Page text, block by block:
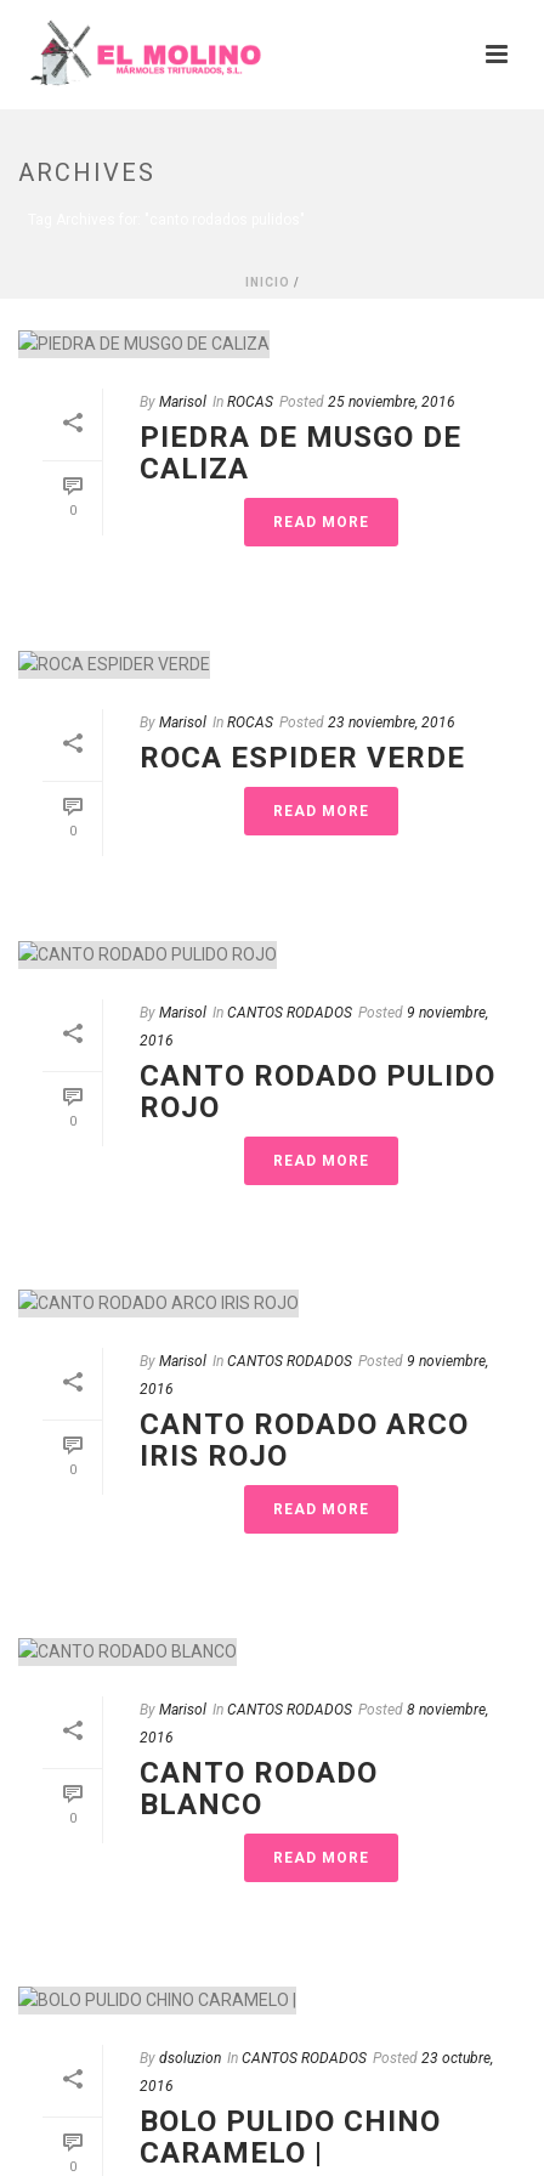
ARCHIVES
INICIO /
0
By Marisol In ROCAS Posted 25 noviembre, 2016
PIEDRA DE MUSGO DE
CALIZA
READ MORE
0
By Marisol In ROCAS Posted 23 noviembre, 2016
ROCA ESPIDER VERDE
READ MORE
0
By Marisol In CANTOS RODADOS Posted 9 noviembre,
2016
CANTO RODADO PULIDO
ROJO
READ MORE
0
By Marisol In CANTOS RODADOS Posted 9 noviembre,
2016
CANTO RODADO ARCO
IRIS ROJO
READ MORE
0
By Marisol In CANTOS RODADOS Posted 8 noviembre,
2016
CANTO RODADO
BLANCO
READ MORE
0
By dsoluzion In CANTOS RODADOS Posted 23 octubre,
2016
BOLO PULIDO CHINO
CARAMELO |